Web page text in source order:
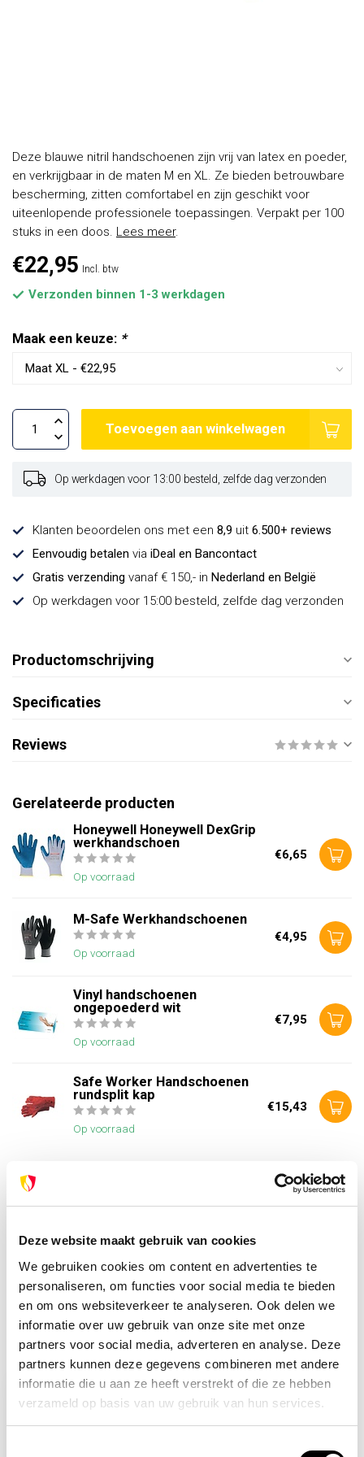
Deze website maakt gebruik van cookies
We gebruiken cookies om content en advertenties te
personaliseren, om functies voor social media te bieden
en om ons websiteverkeer te analyseren. Ook delen we
informatie over uw gebruik van onze site met onze
partners voor social media, adverteren en analyse. Deze
partners kunnen deze gegevens combineren met andere
informatie die u aan ze heeft verstrekt of die ze hebben
verzameld op basis van uw gebruik van hun services.
Deze blauwe nitril handschoenen zijn vrij van latex en poeder,
en verkrijgbaar in de maten M en XL. Ze bieden betrouwbare
bescherming, zitten comfortabel en zijn geschikt voor
uiteenlopende professionele toepassingen. Verpakt per 100
stuks in een doos. Lees meer.
€22,95 Incl. btw
Verzonden binnen 1-3 werkdagen
Maak een keuze: *
Toevoegen aan winkelwagen
Op werkdagen voor 13:00 besteld, zelfde dag verzonden
Klanten beoordelen ons met een 8,9 uit 6.500+ reviews
Eenvoudig betalen via iDeal en Bancontact
Gratis verzending vanaf € 150,- in Nederland en België
Op werkdagen voor 15:00 besteld, zelfde dag verzonden
Productomschrijving
Specificaties
Reviews
Gerelateerde producten
Honeywell Honeywell DexGrip
werkhandschoen
Op voorraad
€6,65
M-Safe Werkhandschoenen
Op voorraad
€4,95
Vinyl handschoenen
ongepoederd wit
Op voorraad
€7,95
Safe Worker Handschoenen
rundsplit kap
Op voorraad
€15,43
Heb je vragen over dit product?
+31 (0) 6 82095086
Recent bekeken